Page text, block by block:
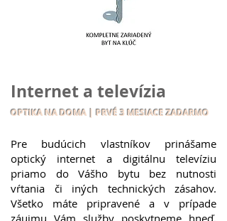
Internet a televízia
OPTIKA NA DOMA | PRVÉ 3 MESIACE ZADARMO
Pre budúcich vlastníkov prinášame
optický internet a digitálnu televíziu
priamo do Vášho bytu bez nutnosti
vŕtania či iných technických zásahov.
Všetko máte pripravené a v prípade
záujmu Vám služby poskytneme hneď,